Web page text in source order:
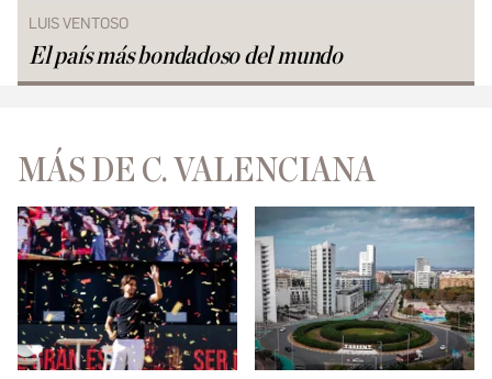
LUIS VENTOSO
El país más bondadoso del mundo
MÁS DE C. VALENCIANA